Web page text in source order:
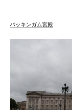
バッキンガム宮殿